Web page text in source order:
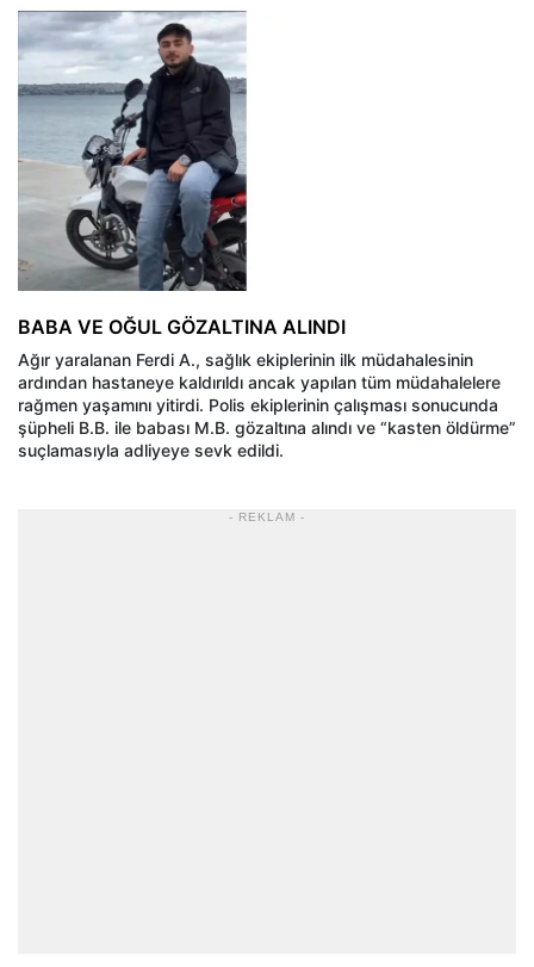
BABA VE OĞUL GÖZALTINA ALINDI
Ağır yaralanan Ferdi A., sağlık ekiplerinin ilk müdahalesinin
ardından hastaneye kaldırıldı ancak yapılan tüm müdahalelere
rağmen yaşamını yitirdi. Polis ekiplerinin çalışması sonucunda
şüpheli B.B. ile babası M.B. gözaltına alındı ve “kasten öldürme”
suçlamasıyla adliyeye sevk edildi.
- REKLAM -